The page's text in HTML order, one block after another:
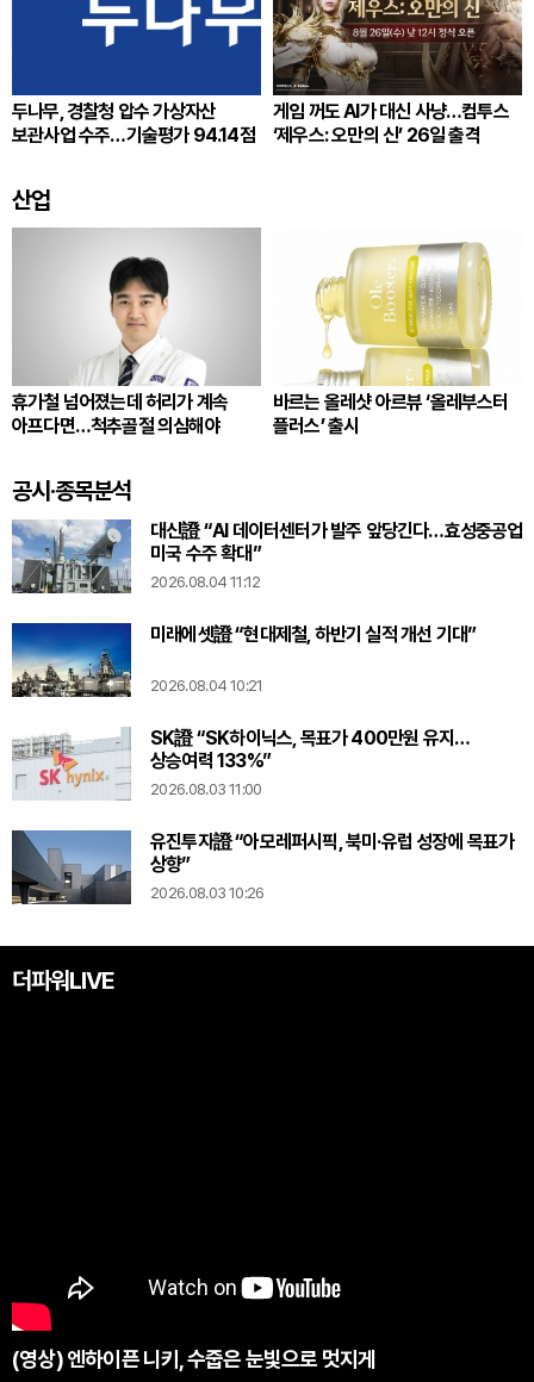
두나무, 경찰청 압수 가상자산
보관사업 수주…기술평가 94.14점
게임 꺼도 AI가 대신 사냥…컴투스
‘제우스: 오만의 신’ 26일 출격
산업
휴가철 넘어졌는데 허리가 계속
아프다면…척추골절 의심해야
바르는 올레샷 아르뷰 ‘올레부스터
플러스’ 출시
공시·종목분석
대신證 “AI 데이터센터가 발주 앞당긴다…효성중공업
미국 수주 확대”
2026.08.04 11:12
미래에셋證 “현대제철, 하반기 실적 개선 기대”
2026.08.04 10:21
SK證 “SK하이닉스, 목표가 400만원 유지…
상승여력 133%”
2026.08.03 11:00
유진투자證 “아모레퍼시픽, 북미·유럽 성장에 목표가
상향”
2026.08.03 10:26
더파워LIVE
(영상) 엔하이픈 니키, 수줍은 눈빛으로 멋지게